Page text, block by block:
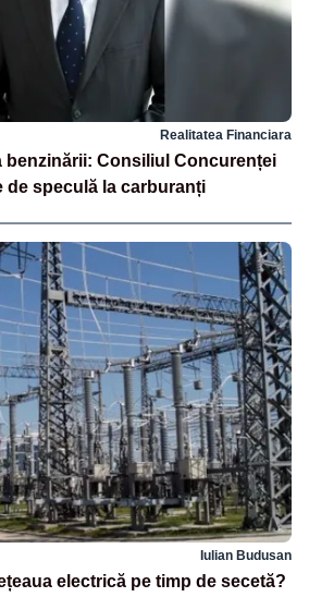
Realitatea Financiara
benzinării: Consiliul Concurenței
speculă la carburanți
Iulian Budusan
electrică pe timp de secetă?